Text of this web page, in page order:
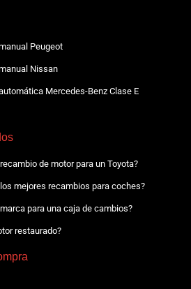
Peugeot
Nissan
Mercedes-Benz Clase E
de motor para un Toyota?
mejores recambios para coches?
para una caja de cambios?
restaurado?